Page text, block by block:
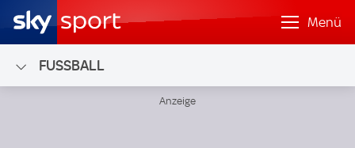
Menü
FUSSBALL